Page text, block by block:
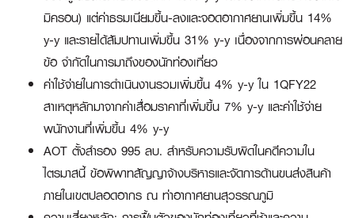
มิครอน) แต่ค่าธรมเนียมขึ้น-ลงและจอดอากาศยานเพิ่มขึ้น 14%
y-y และรายได้สัมปทานเพิ่มขึ้น 31% y-y เนื่องจากการผ่อนคลาย
ข้อ จำกัดในการมาถึงของนักท่องเที่ยว
ค่าใช้จ่ายในการดำเนินงานรวมเพิ่มขึ้น 4% y-y ใน 1QFY22
สาเหตุหลักมาจากค่าเสื่อมราคาที่เพิ่มขึ้น 7% y-y และค่าใช้จ่าย
พนักงานที่เพิ่มขึ้น 4% y-y
AOT ตั้งสำรอง 995 ลบ. สำหรับความรับผิดในคดีความใน
ไตรมาสนี้ ข้อพิพาทสัญญาจ้างบริหารและจัดการด้านขนส่งสินค้า
ภายในเขตปลอดอากร ณ ท่าอากาศยานสุวรรณภูมิ